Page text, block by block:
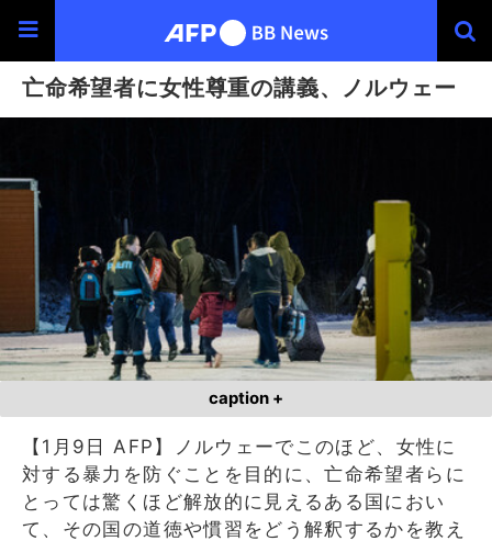
亡命希望者に女性尊重の講義、ノルウェー
caption +
【1月9日 AFP】ノルウェーでこのほど、女性に
対する暴力を防ぐことを目的に、亡命希望者らに
とっては驚くほど解放的に見えるある国におい
て、その国の道徳や慣習をどう解釈するかを教え